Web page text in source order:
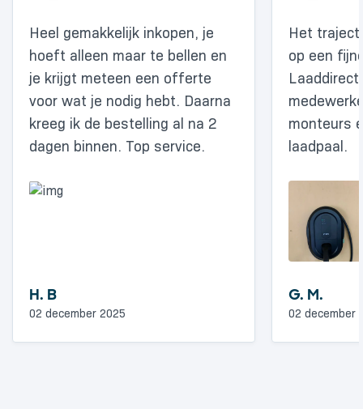
Heel gemakkelijk inkopen, je
hoeft alleen maar te bellen en
je krijgt meteen een offerte
voor wat je nodig hebt. Daarna
kreeg ik de bestelling al na 2
dagen binnen. Top service.
H. B
02 december 2025
Het traject
op een
monteurs
laadpaal.
G. M.
02 december